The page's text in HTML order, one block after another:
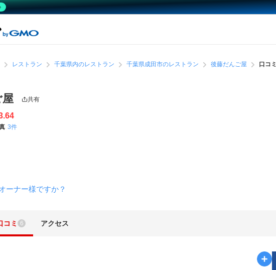
レストラン 千葉県内のレストラン 千葉県成田市のレストラン 後藤だんご屋 口コミ
共有
3件
ーナー様ですか？
コミ 6 アクセス